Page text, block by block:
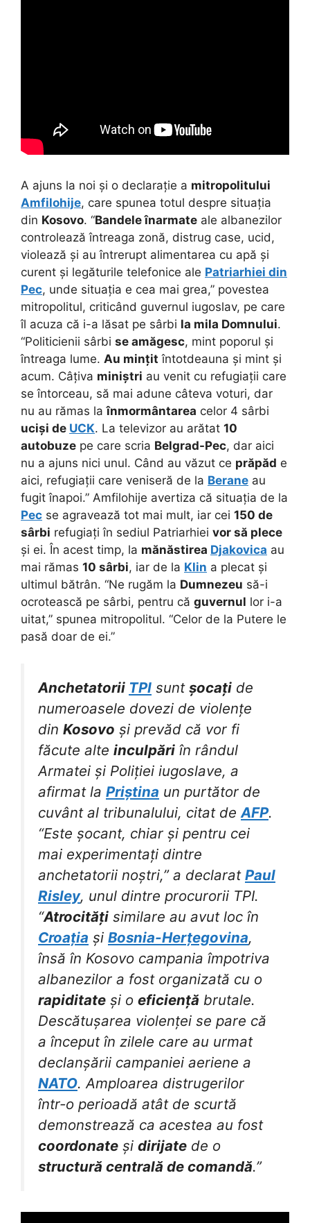
A ajuns la noi și o declarație a mitropolitului
Amfilohije, care spunea totul despre situația
din Kosovo. “Bandele înarmate ale albanezilor
controlează întreaga zonă, distrug case, ucid,
violează și au întrerupt alimentarea cu apă și
curent și legăturile telefonice ale Patriarhiei din
Pec, unde situația e cea mai grea,” povestea
mitropolitul, criticând guvernul iugoslav, pe care
îl acuza că i-a lăsat pe sârbi la mila Domnului.
“Politicienii sârbi se amăgesc, mint poporul și
întreaga lume. Au mințit întotdeauna și mint și
acum. Câțiva miniștri au venit cu refugiații care
se întorceau, să mai adune câteva voturi, dar
nu au rămas laînmormântarea celor 4 sârbi
uciși de UCK. La televizor au arătat 10
autobuze pe care scria Belgrad-Pec, dar aici
nu a ajuns nici unul. Când au văzut ce prăpăd e
aici, refugiații care veniseră de la Berane au
fugit înapoi.” Amfilohije avertiza că situația de la
Pec se agravează tot mai mult, iar cei 150 de
sârbi refugiați în sediul Patriarhiei vor să plece
și ei. În acest timp, la mănăstirea Djakovica au
mai rămas 10 sârbi, iar de la Klin a plecat și
ultimul bătrân. “Ne rugăm la Dumnezeu să-i
ocrotească pe sârbi, pentru că guvernul lor i-a
uitat,” spunea mitropolitul. “Celor de la Putere le
pasă doar de ei.”
Anchetatorii TPI sunt șocați de
numeroasele dovezi de violențe
din Kosovo și prevăd că vor fi
făcute alte inculpări în rândul
Armatei și Poliției iugoslave, a
afirmat la Priștina un purtător de
cuvânt al tribunalului, citat de AFP.
“Este șocant, chiar și pentru cei
mai experimentați dintre
anchetatorii noștri,” a declarat Paul
Risley, unul dintre procurorii TPI.
“Atrocități similare au avut loc în
Croația și Bosnia-Herțegovina,
însă în Kosovo campania împotriva
albanezilor a fost organizată cu o
rapiditate și o eficiență brutale.
Descătușarea violenței se pare că
a început în zilele care au urmat
declanșării campaniei aeriene a
NATO. Amploarea distrugerilor
într-o perioadă atât de scurtă
demonstrează ca acestea au fost
coordonate și dirijate de o
structură centrală de comandă.”